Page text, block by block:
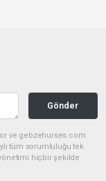
Gönder
ve gebzehurses.com
tüm sorumluluğu tek
hiçbir şekilde